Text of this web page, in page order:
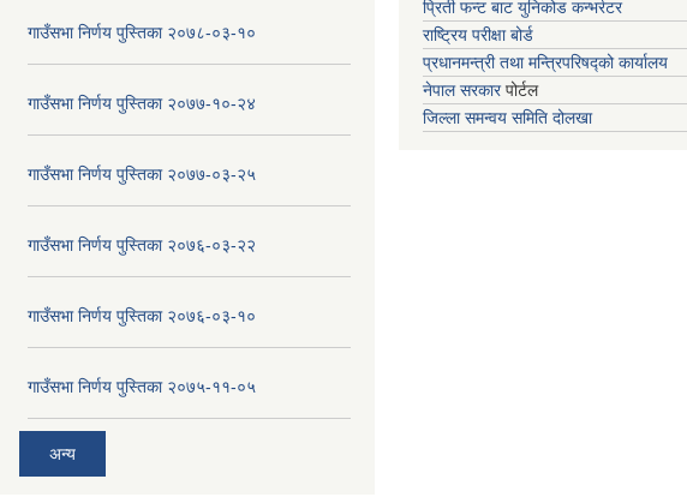
गाउँसभा निर्णय पुस्तिका २०७८-०३-१०
गाउँसभा निर्णय पुस्तिका २०७७-१०-२४
गाउँसभा निर्णय पुस्तिका २०७७-०३-२५
गाउँसभा निर्णय पुस्तिका २०७६-०३-२२
गाउँसभा निर्णय पुस्तिका २०७६-०३-१०
गाउँसभा निर्णय पुस्तिका २०७५-११-०५
अन्य
प्रिती फन्ट बाट युनिकोड कन्भर्रटर
राष्ट्रिय परीक्षा बोर्ड
प्रधानमन्त्री तथा मन्त्रिपरिषद्को कार्यालय
नेपाल सरकारपोर्टल
जिल्ला समन्वय समिति दोलखा